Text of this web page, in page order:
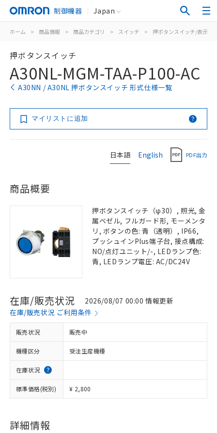
制御機器 Japan
ホーム > 商品情報 > 商品カテゴリ > スイッチ > 押ボタンスイッチ/表示灯
押ボタンスイッチ
A30NL-MGM-TAA-P100-AC
A30NN / A30NL 押ボタンスイッチ 形式仕様一覧
マイリストに追加
日本語 English PDF出力
商品概要
押ボタンスイッチ（φ30）, 照光, 金
属ベゼル, フルガード形, モーメンタ
リ, ボタンの色: 青（透明）, IP66,
プッシュインPlus端子台, 接点構成:
NO/点灯ユニット/-, LEDランプ色:
青, LEDランプ電圧: AC/DC24V
在庫/販売状況
2026/08/07 00:00 情報更新
在庫/販売状況 ご利用条件
販売状況 販売中
機種区分 受注生産機種
在庫状況
標準価格(税別) ¥ 2,800
詳細情報